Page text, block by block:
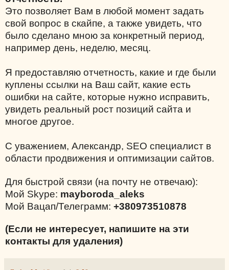
Это позволяет Вам в любой момент задать
свой вопрос в скайпе, а также увидеть, что
было сделано мною за конкретный период,
например день, неделю, месяц.
Я предоставляю отчетность, какие и где были
куплены ссылки на Ваш сайт, какие есть
ошибки на сайте, которые нужно исправить,
увидеть реальный рост позиций сайта и
многое другое.
С уважением, Александр, SEO специалист в
области продвижения и оптимизации сайтов.
Для быстрой связи (на почту не отвечаю):
Мой Skype: mayboroda_aleks
Мой Вацап/Телеграмм: +380973510878
(Если не интересует, напишите на эти
контакты для удаления)